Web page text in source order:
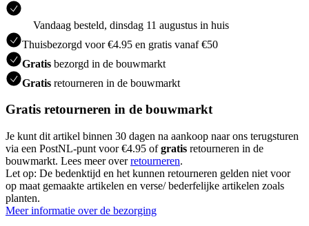
Vandaag besteld, dinsdag 11 augustus in huis
Thuisbezorgd voor €4.95 en gratis vanaf €50
Gratis bezorgd in de bouwmarkt
Gratis retourneren in de bouwmarkt
Gratis retourneren in de bouwmarkt
Je kunt dit artikel binnen 30 dagen na aankoop naar ons terugsturen
via een PostNL-punt voor €4.95 ofgratis retourneren in de
bouwmarkt. Lees meer overretourneren.
Let op: De bedenktijd en het kunnen retourneren gelden niet voor
op maat gemaakte artikelen en verse/ bederfelijke artikelen zoals
planten.
Meer informatie over de bezorging